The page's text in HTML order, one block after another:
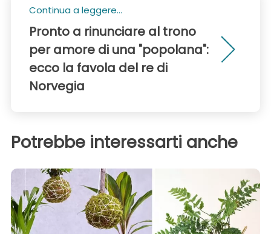
Continua a leggere...
Pronto a rinunciare al trono
per amore di una "popolana":
ecco la favola del re di
Norvegia
Potrebbe interessarti anche